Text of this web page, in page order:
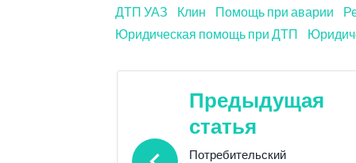
ДТП УАЗ
Клин Помощь при аварии
Юридическая помощь при ДТП
Навигация
по
Предыдущая
статья
Потребительский